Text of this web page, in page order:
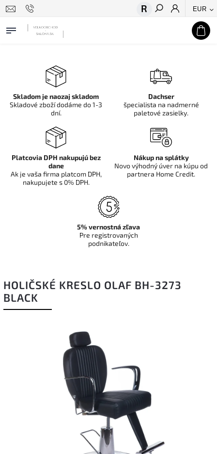
EUR
Hľadať
HOLIČSKÉ KRESLO OLAF BH-3273
BLACK
Skladom je naozaj skladom
Skladové zboží dodáme do 1-3
dní.
Dachser
špecialista na nadmerné
paletové zasielky.
Platcovia DPH nakupujú bez
dane
Ak je vaša firma platcom DPH,
nakupujete s 0% DPH.
Nákup na splátky
Novo výhodný úver na kúpu od
partnera Home Credit.
5% vernostná zľava
Pre registrovaných
podnikateľov.